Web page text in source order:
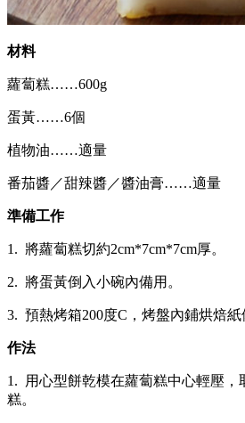
材料
蘿蔔糕……600g
蛋黃……6個
植物油……適量
番茄醬／甜辣醬／醬油膏……適量
準備工作
1. 將蘿蔔糕切約2cm*7cm*7cm厚。
2. 將蛋黃倒入小碗內備用。
3. 預熱烤箱200度C，烤盤內鋪烘焙紙
作法
1. 用心型餅乾模在蘿蔔糕中心輕壓，
糕。